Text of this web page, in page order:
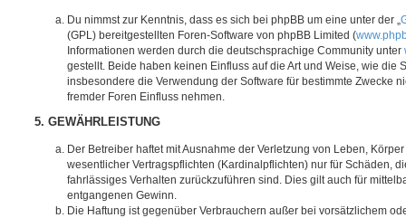
Du nimmst zur Kenntnis, dass es sich bei phpBB um eine unter der „
(GPL) bereitgestellten Foren-Software von phpBB Limited (
Informationen werden durch die deutschsprachige Community unter
gestellt. Beide haben keinen Einfluss auf die Art und Weise, wie die
insbesondere die Verwendung der Software für bestimmte Zwecke
fremder Foren Einfluss nehmen.
5. GEWÄHRLEISTUNG
Der Betreiber haftet mit Ausnahme der Verletzung von Leben,
wesentlicher Vertragspflichten (Kardinalpflichten) nur für Schäden,
fahrlässiges Verhalten zurückzuführen sind. Dies gilt auch für
entgangenen Gewinn.
Die Haftung ist gegenüber Verbrauchern außer bei vorsätzlichem